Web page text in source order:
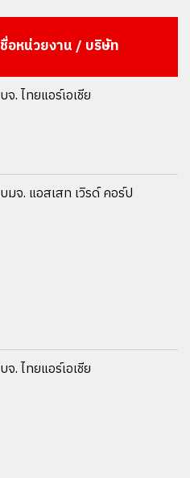
ชื่อหน่วยงาน / บริษัท
บจ. ไทยแอร์เอเชีย
บมจ. แอสเสท เวิรด์ คอร์ป
บจ. ไทยแอร์เอเชีย